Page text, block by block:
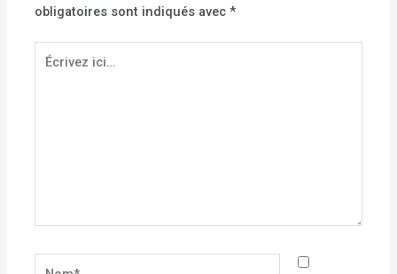
obligatoires sont indiqués avec*
Écrivez
ici…